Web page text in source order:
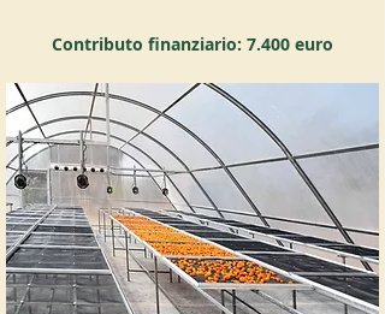
Contributo finanziario: 7.400 euro